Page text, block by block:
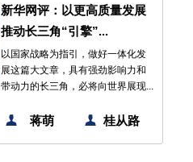
新华网评：以更高质量发展
推动长三角“引擎”...
以国家战略为指引，做好一体化发
展这篇大文章，具有强劲影响力和
带动力的长三角，必将向世界展现...
蒋萌 桂从路